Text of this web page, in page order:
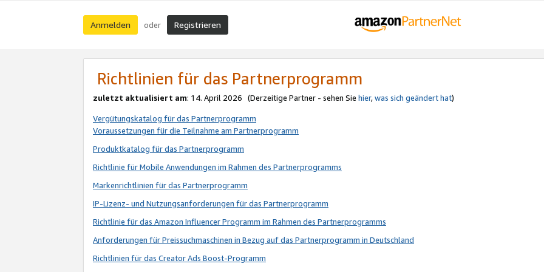
Anmelden oder Registrieren
Richtlinien für das Partnerprogramm
zuletzt aktualisiert am: 14. April 2026 (Derzeitige Partner - sehen Sie hier,was sich geändert hat)
Vergütungskatalog für das Partnerprogramm
Voraussetzungen für die Teilnahme am Partnerprogramm
Produktkatalog für das Partnerprogramm
Richtlinie für Mobile Anwendungen im Rahmen des Partnerprogramms
Markenrichtlinien für das Partnerprogramm
IP-Lizenz- und Nutzungsanforderungen für das Partnerprogramm
Richtlinie für das Amazon Influencer Programm im Rahmen des Partnerprogramms
Anforderungen für Preissuchmaschinen in Bezug auf das Partnerprogramm in Deutschland
Richtlinien für das Creator Ads Boost-Programm